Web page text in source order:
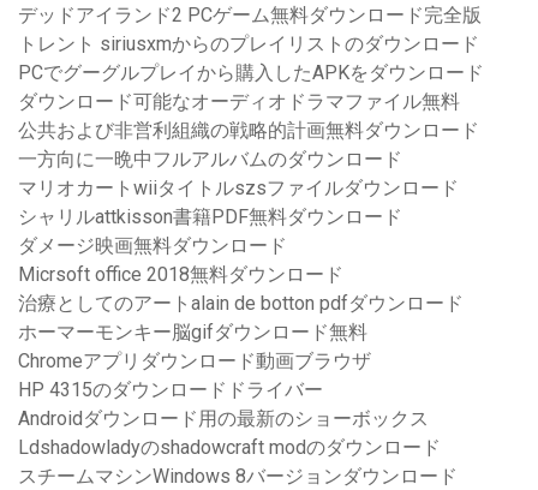
デッドアイランド2 PCゲーム無料ダウンロード完全版
トレント siriusxmからのプレイリストのダウンロード
PCでグーグルプレイから購入したAPKをダウンロード
ダウンロード可能なオーディオドラマファイル無料
公共および非営利組織の戦略的計画無料ダウンロード
一方向に一晩中フルアルバムのダウンロード
マリオカートwiiタイトルszsファイルダウンロード
シャリルattkisson書籍PDF無料ダウンロード
ダメージ映画無料ダウンロード
Micrsoft office 2018無料ダウンロード
治療としてのアートalain de botton pdfダウンロード
ホーマーモンキー脳gifダウンロード無料
Chromeアプリダウンロード動画ブラウザ
HP 4315のダウンロードドライバー
Androidダウンロード用の最新のショーボックス
Ldshadowladyのshadowcraft modのダウンロード
スチームマシンWindows 8バージョンダウンロード